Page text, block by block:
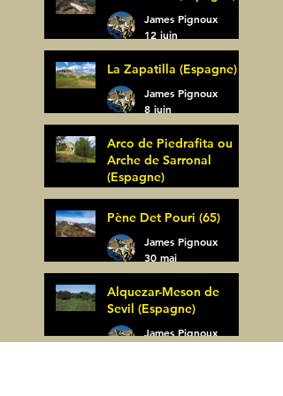
James Pignoux
12 juin
La Zapatilla (Espagne)
James Pignoux
8 juin
Arco de Piedrafita ou
Arche de Sarronal
(Espagne)
James Pignoux
7 juin
Pène Det Pouri (65)
James Pignoux
30 mai
Alquezar-Meson de
Sevil (Espagne)
James Pignoux